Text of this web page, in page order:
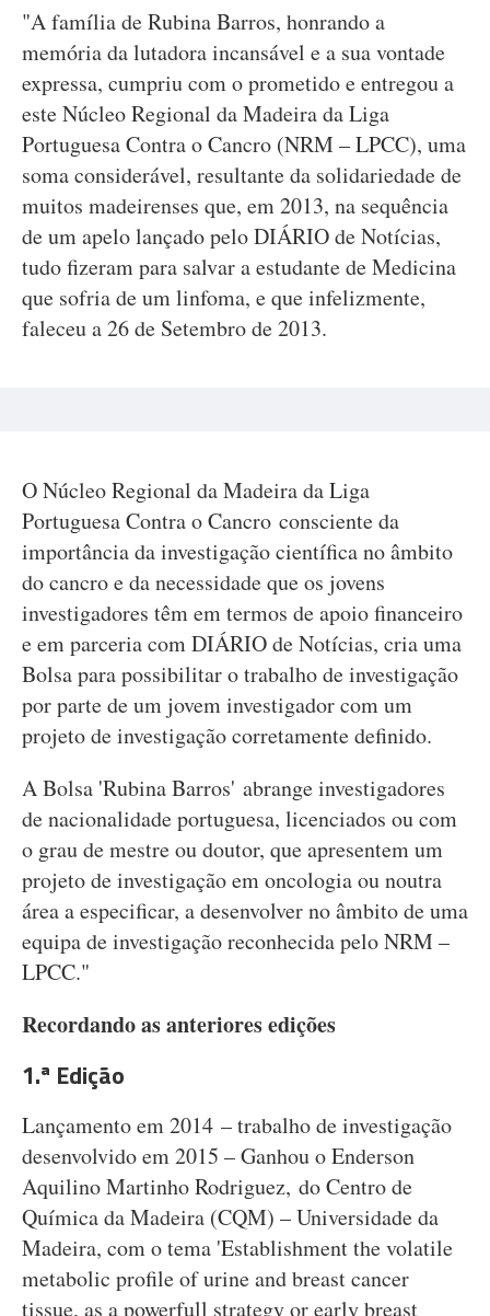
"A família de Rubina Barros, honrando a
memória da lutadora incansável e a sua vontade
expressa, cumpriu com o prometido e entregou a
este Núcleo Regional da Madeira da Liga
Portuguesa Contra o Cancro (NRM – LPCC), uma
soma considerável, resultante da solidariedade de
muitos madeirenses que, em 2013, na sequência
de um apelo lançado pelo DIÁRIO de Notícias,
tudo fizeram para salvar a estudante de Medicina
que sofria de um linfoma, e que infelizmente,
faleceu a 26 de Setembro de 2013.
O Núcleo Regional da Madeira da Liga
Portuguesa Contra o Cancro consciente da
importância da investigação científica no âmbito
do cancro e da necessidade que os jovens
investigadores têm em termos de apoio financeiro
e em parceria com DIÁRIO de Notícias, cria uma
Bolsa para possibilitar o trabalho de investigação
por parte de um jovem investigador com um
projeto de investigação corretamente definido.
A Bolsa 'Rubina Barros' abrange investigadores
de nacionalidade portuguesa, licenciados ou com
o grau de mestre ou doutor, que apresentem um
projeto de investigação em oncologia ou noutra
área a especificar, a desenvolver no âmbito de uma
equipa de investigação reconhecida pelo NRM –
LPCC."
Recordando as anteriores edições
1.ª Edição
Lançamento em 2014 – trabalho de investigação
desenvolvido em 2015 – Ganhou o Enderson
Aquilino Martinho Rodriguez, do Centro de
Química da Madeira (CQM) – Universidade da
Madeira, com o tema 'Establishment the volatile
metabolic profile of urine and breast cancer
tissue, as a powerfull strategy or early breast